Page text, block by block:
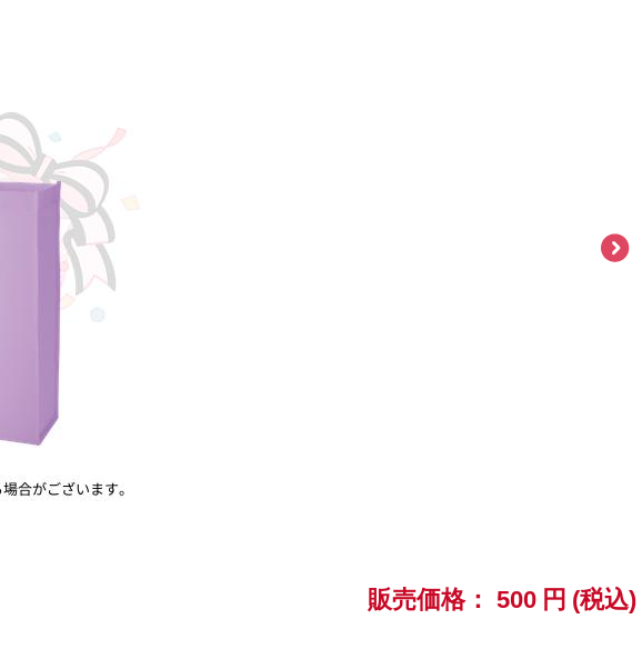
販売価格： 500 円 (税込)